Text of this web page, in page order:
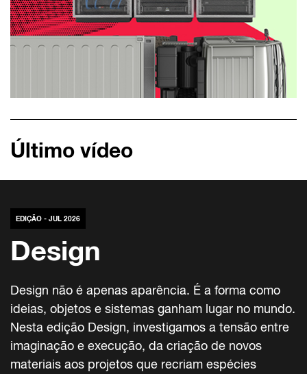
Último vídeo
EDIÇÃO - JUL 2026
Design
Design não é apenas aparência. É a forma como
ideias, objetos e sistemas ganham lugar no mundo.
Nesta edição Design, investigamos a tensão entre
imaginação e execução, da criação de novos
materiais aos projetos que recriam espécies